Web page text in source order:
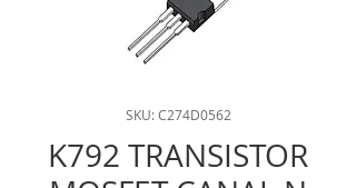
SKU: C274D0562
K792 TRANSISTOR